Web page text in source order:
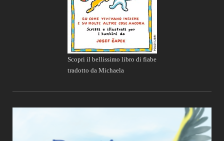
Scopri il bellissimo libro di fiabe
tradotto da Michaela